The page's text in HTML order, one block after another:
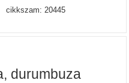
cikkszam: 20445
durumbuza